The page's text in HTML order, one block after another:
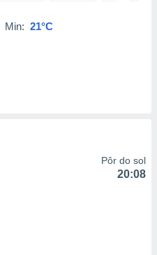
Min: 21°C
Pôr do sol
20:08